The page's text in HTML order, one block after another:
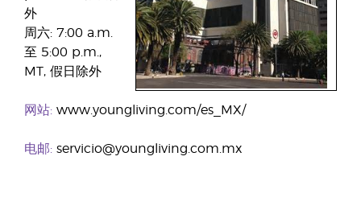
外
周六: 7:00 a.m.
至 5:00 p.m.,
MT, 假日除外
网站: www.youngliving.com/es_MX/
电邮: servicio@youngliving.com.mx